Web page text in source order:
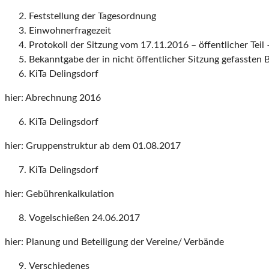
Feststellung der Tagesordnung
Einwohnerfragezeit
Protokoll der Sitzung vom 17.11.2016 – öffentlicher Teil
Bekanntgabe der in nicht öffentlicher Sitzung gefassten
KiTa Delingsdorf
hier: Abrechnung 2016
KiTa Delingsdorf
hier: Gruppenstruktur ab dem 01.08.2017
KiTa Delingsdorf
hier: Gebührenkalkulation
Vogelschießen 24.06.2017
hier: Planung und Beteiligung der Vereine/ Verbände
Verschiedenes